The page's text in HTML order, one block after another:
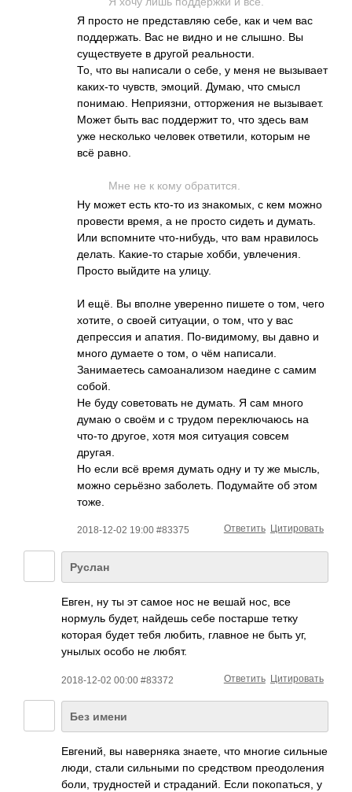
Я просто не представляю себе, как и чем вас
поддержать. Вас не видно и не слышно. Вы
существуете в другой реальности.
То, что вы написали о себе, у меня не вызывает
каких-то чувств, эмоций. Думаю, что смысл
понимаю. Неприязни, отторжения не вызывает.
Может быть вас поддержит то, что здесь вам
уже несколько человек ответили, которым не
всё равно.
Мне не к кому обратится.
Ну может есть кто-то из знакомых, с кем можно
провести время, а не просто сидеть и думать.
Или вспомните что-нибудь, что вам нравилось
делать. Какие-то старые хобби, увлечения.
Просто выйдите на улицу.
И ещё. Вы вполне уверенно пишете о том, чего
хотите, о своей ситуации, о том, что у вас
депрессия и апатия. По-видимому, вы давно и
много думаете о том, о чём написали.
Занимаетесь самоанализом наедине с самим
собой.
Не буду советовать не думать. Я сам много
думаю о своём и с трудом переключаюсь на
что-то другое, хотя моя ситуация совсем
другая.
Но если всё время думать одну и ту же мысль,
можно серьёзно заболеть. Подумайте об этом
тоже.
2018-12-02 19:00 #83375 Цитировать
Ответить
Руслан
Евген, ну ты эт самое нос не вешай нос, все
нормуль будет, найдешь себе постарше тетку
которая будет тебя любить, главное не быть уг,
унылых особо не любят.
2018-12-02 00:00 #83372 Цитировать
Ответить
Без имени
Евгений, вы наверняка знаете, что многие сильные
люди, стали сильными по средством преодоления
боли, трудностей и страданий. Если покопаться, у